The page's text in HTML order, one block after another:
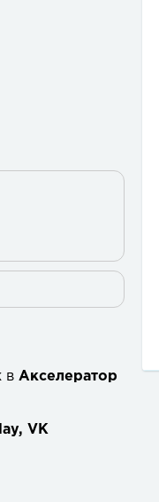
в Акселератор
VK